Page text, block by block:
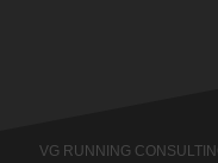
VG RUNNING